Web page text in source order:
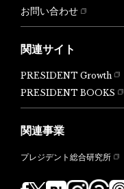
お問い合わせ
関連サイト
PRESIDENT Growth
PRESIDENT BOOKS
関連事業
プレジデント総合研究所